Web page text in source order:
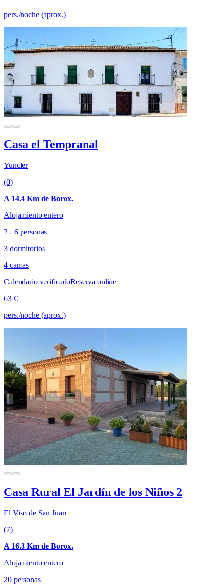
pers./noche (aprox.)
Casa el Tempranal
Yuncler
(0)
A 14.4 Km de Borox.
Alojamiento entero
2 - 6 personas
3 dormitorios
4 camas
Calendario verificadoReserva online
63 €
pers./noche (aprox.)
Casa Rural El Jardín de los Niños 2
El Viso de San Juan
(7)
A 16.8 Km de Borox.
Alojamiento entero
20 personas